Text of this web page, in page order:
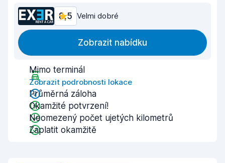
8,5 Velmi dobré
Zobrazit nabídku
Mimo terminál
Zobrazit podrobnosti lokace
Průměrná záloha
Okamžité potvrzení!
Neomezený počet ujetých kilometrů
Zaplatit okamžitě